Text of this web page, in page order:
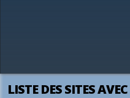
LISTE DES SITES